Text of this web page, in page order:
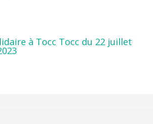
à Tocc Tocc du 22 juillet